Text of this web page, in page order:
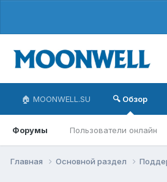
🏠 MOONWELL.SU 🔍 Обзор
Форумы Пользователи онлайн
Главная Основной раздел